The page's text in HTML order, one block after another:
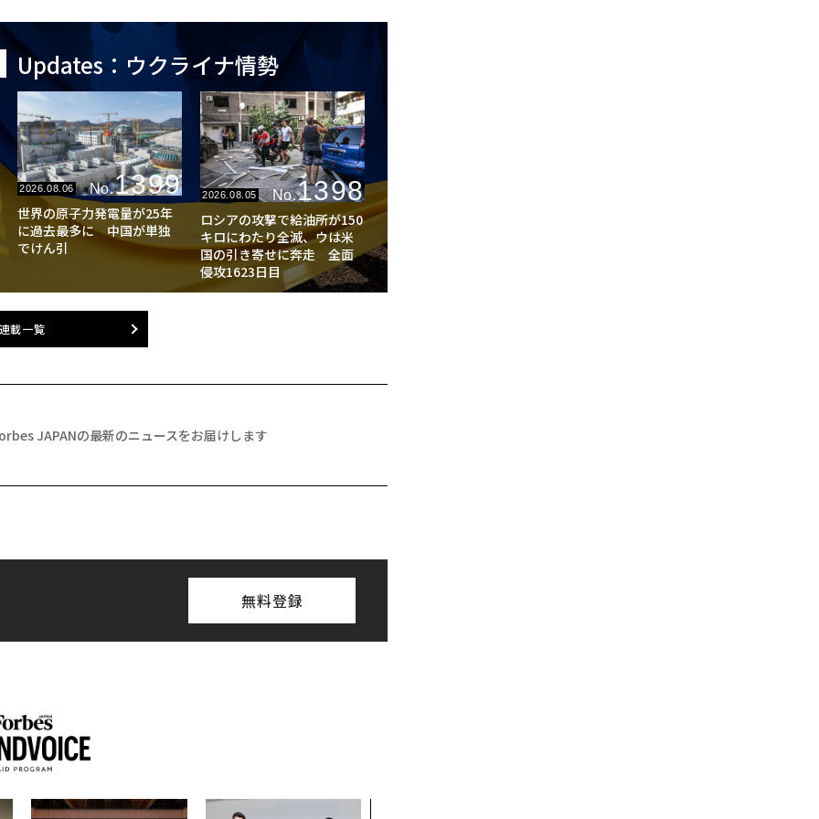
Updates：ウクライナ情勢
2026.08.06 No.1399
世界の原子力発電量が25年
に過去最多に 中国が単独
でけん引
2026.08.05 No.1398
ロシアの攻撃で給油所が150
キロにわたり全滅、ウは米
国の引き寄せに奔走 全面
侵攻1623日目
載一覧
JAPANの最新のニュースをお届けします
無料登録